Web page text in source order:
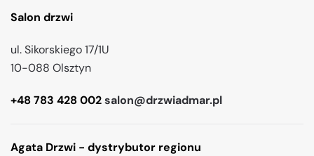
Salon drzwi
ul. Sikorskiego 17/1U
10-088 Olsztyn
+48 783 428 002salon@drzwiadmar.pl
Agata Drzwi - dystrybutor regionu